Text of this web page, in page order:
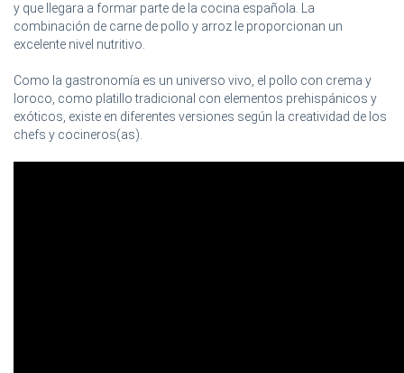
y que llegara a formar parte de la cocina española. La
combinación de carne de pollo y arroz le proporcionan un
excelente nivel nutritivo.
Como la gastronomía es un universo vivo, el pollo con crema y
loroco, como platillo tradicional con elementos prehispánicos y
exóticos, existe en diferentes versiones según la creatividad de los
chefs y cocineros(as).